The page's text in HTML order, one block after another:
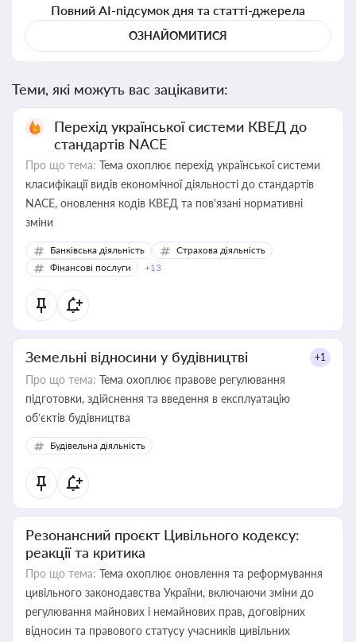
Повний AI-підсумок дня та статті-джерела
ОЗНАЙОМИТИСЯ
Теми, які можуть вас зацікавити:
Перехід української системи КВЕД до
стандартів NACE
Про що тема: Тема охоплює перехід української системи
класифікації видів економічної діяльності до стандартів
NACE, оновлення кодів КВЕД та пов'язані нормативні
зміни
Банківська діяльність
Страхова діяльність
Фінансові послуги
+13
Земельні відносини у будівництві +1
Про що тема: Тема охоплює правове регулювання
підготовки, здійснення та введення в експлуатацію
об’єктів будівництва
Будівельна діяльність
Резонансний проєкт Цивільного кодексу:
реакції та критика
Про що тема: Тема охоплює оновлення та реформування
цивільного законодавства України, включаючи зміни до
регулювання майнових і немайнових прав, договірних
відносин та правового статусу учасників цивільних